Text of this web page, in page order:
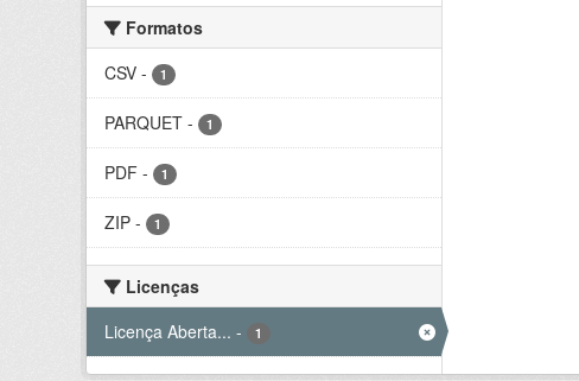
Formatos
CSV - 1
PARQUET - 1
PDF - 1
ZIP - 1
Licenças
Licença Aberta... - 1